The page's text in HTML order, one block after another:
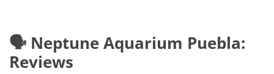
🗣️ Neptune Aquarium Puebla:
Reviews